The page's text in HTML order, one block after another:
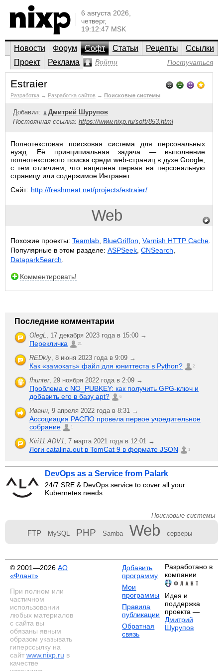
6 августа 2026,
четверг,
19:12:47 MSK
Новости Форум Софт Статьи Рецепты
Ссылки
Проект
Реклама Войти Постучаться
Estraier
Разработка → Разработка сайтов → Поисковые системы
Добавил:
Дмитрий Шурупов
Постоянная ссылка: https://www.nixp.ru/soft/853.html
Полнотекстовая поисковая система для персональных
нужд. Её принципиальная задача — выполнение
полнотекстового поиска среди web-страниц в духе Google,
с тем отличием, что нацелена первая на персональную
страницу или содержимое Интранет.
Сайт: http://freshmeat.net/projects/estraier/
Web
Похожие проекты: Teamlab BlueGriffon Varnish HTTP Cache
Популярные в этом разделе: ASPSeek CNSearch
DataparkSearch
Комментировать!
Последние комментарии
OlegL, 17 декабря 2023 года в 15:00 →
Перекличка 21
REDkiy, 8 июня 2023 года в 9:09 →
Как «замокать» файл для юниттеста в Python? 2
fhunter, 29 ноября 2022 года в 2:09 →
Проблема с NO_PUBKEY: как получить GPG-ключ и
добавить его в базу apt?
6
Иванн, 9 апреля 2022 года в 8:31 →
Ассоциация РАСПО провела первое учредительное
собрание
1
Kiri11.ADV1, 7 марта 2021 года в 12:01 →
Логи catalina.out в TomCat 9 в формате JSON 1
DevOps as a Service from Palark
24/7 SRE & DevOps service to cover all your
Kubernetes needs.
Поисковые системы
FTP MySQL PHP Samba Web серверы
© 2001—2026 АО
«Флант»
При полном или
частичном
использовании
любых материалов
с сайта вы
обязаны явным
образом указывать
гиперссылку на
сайт www.nixp.ru в
качестве
Добавить
программу
Мои
программы
Правила
публикации
Обратная
связь
Разработано в
компании
Идея и
поддержка
проекта —
Дмитрий
Шурупов